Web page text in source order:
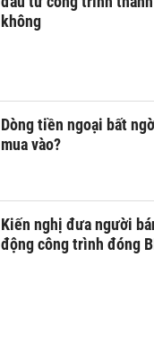
không
Dòng tiền ngoại bất
mua vào?
Kiến nghị đưa người
động công trình đóng